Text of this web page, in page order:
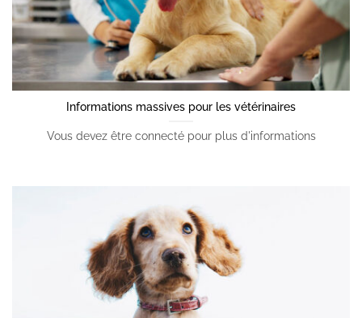
Informations massives pour les vétérinaires
Vous devez être connecté pour plus d'informations